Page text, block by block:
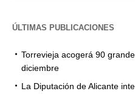
ÚLTIMAS PUBLICACIONES
Torrevieja acogerá 90
diciembre
La Diputación de Alicante